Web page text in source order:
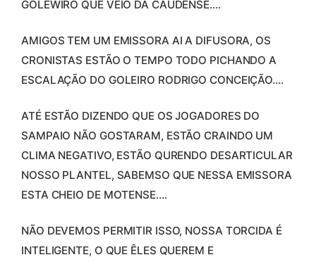
GOLEWIRO QUE VEIO DA CAUDENSE….
AMIGOS TEM UM EMISSORA AI A DIFUSORA, OS
CRONISTAS ESTÃO O TEMPO TODO PICHANDO A
ESCALAÇÃO DO GOLEIRO RODRIGO CONCEIÇÃO….
ATÉ ESTÃO DIZENDO QUE OS JOGADORES DO
SAMPAIO NÃO GOSTARAM, ESTÃO CRAINDO UM
CLIMA NEGATIVO, ESTÃO QURENDO DESARTICULAR
NOSSO PLANTEL, SABEMSO QUE NESSA EMISSORA
ESTA CHEIO DE MOTENSE….
NÃO DEVEMOS PERMITIR ISSO, NOSSA TORCIDA É
INTELIGENTE, O QUE ÊLES QUEREM E